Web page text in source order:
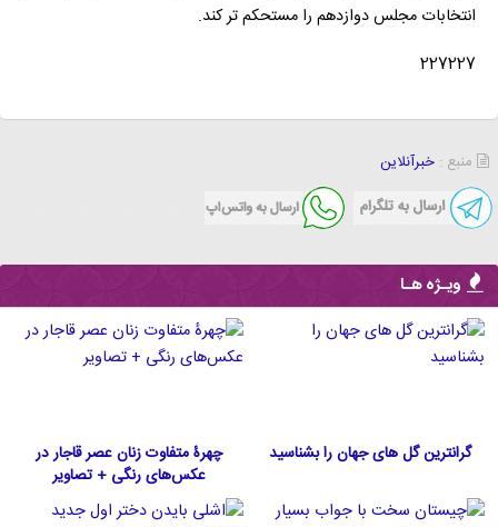
انتخابات مجلس دوازدهم را مستحکم تر کند.
227227
منبع : خبرآنلاین
ویـژه هـا
گرانترین گل های جهان را بشناسید
چهرۀ متفاوت زنان عصر قاجار در
عکس‌های رنگی + تصاویر